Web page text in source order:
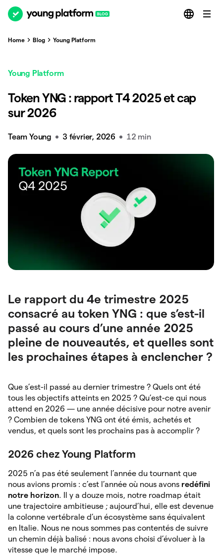
Home Blog Young Platform
Young Platform
Token YNG : rapport T4 2025 et cap
sur 2026
Team Young 3 février, 2026 12 min
Le rapport du 4e trimestre 2025
consacré au token YNG : que s’est-il
passé au cours d’une année 2025
pleine de nouveautés, et quelles sont
les prochaines étapes à enclencher ?
Que s’est-il passé au dernier trimestre ? Quels ont été
tous les objectifs atteints en 2025 ? Qu’est-ce qui nous
attend en 2026 — une année décisive pour notre avenir
? Combien de tokens YNG ont été émis, achetés et
vendus, et quels sont les prochains pas à accomplir ?
2026 chez Young Platform
2025 n’a pas été seulement l’année du tournant que
nous avions promis : c’est l’année où nous avons redéfini
notre horizon. Il y a douze mois, notre roadmap était
une trajectoire ambitieuse ; aujourd’hui, elle est devenue
la colonne vertébrale d’un écosystème sans équivalent
en Italie. Nous ne nous sommes pas contentés de suivre
un chemin déjà balisé : nous avons choisi d’évoluer à la
vitesse que le marché impose.